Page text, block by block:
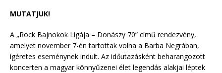
MUTATJUK!
A „Rock Bajnokok Ligája – Donászy 70” című rendezvény,
amelyet november 7-én tartottak volna a Barba Negrában,
ígéretes eseménynek indult. Az időutazásként beharangozott
koncerten a magyar könnyűzenei élet legendás alakjai léptek